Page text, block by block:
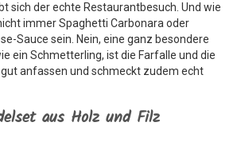
sich der echte Restaurantbesuch. Und wie
immer Spaghetti Carbonara oder
Sauce sein. Nein, eine ganz besondere
ein Schmetterling, ist die Farfalle und die
gut anfassen und schmeckt zudem echt
aus Holz und Filz